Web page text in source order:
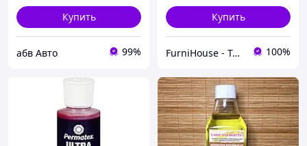
Купить
абв Авто 99%
Купить
FurniHouse - Товары для дома и сада 100%